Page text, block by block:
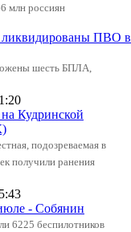
млн россиян
ликвидированы ПВО в
шесть БПЛА,
Кудринской
подозреваемая в
получили ранения
- Собянин
6225 беспилотников